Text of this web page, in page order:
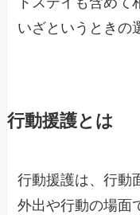
いざというときの
行動援護とは
行動援護は、行動
外出や行動の場面